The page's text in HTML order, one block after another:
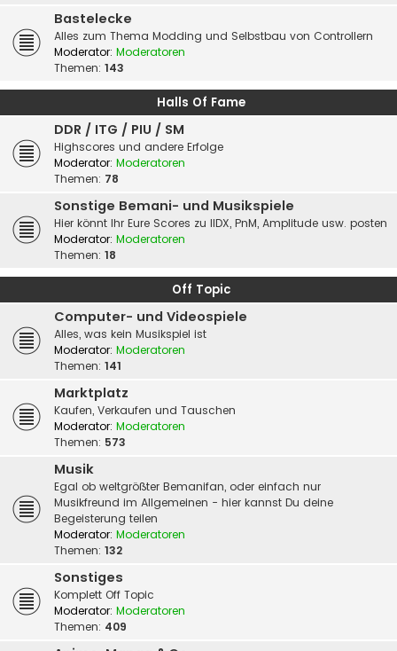
Bastelecke
Alles zum Thema Modding und Selbstbau von Controllern
Moderator: Moderatoren
Themen: 143
Halls Of Fame
DDR / ITG / PIU / SM
Highscores und andere Erfolge
Moderator: Moderatoren
Themen: 78
Sonstige Bemani- und Musikspiele
Hier könnt Ihr Eure Scores zu IIDX, PnM, Amplitude usw. posten
Moderator: Moderatoren
Themen: 18
Off Topic
Computer- und Videospiele
Alles, was kein Musikspiel ist
Moderator: Moderatoren
Themen: 141
Marktplatz
Kaufen, Verkaufen und Tauschen
Moderator: Moderatoren
Themen: 573
Musik
Egal ob weltgrößter Bemanifan, oder einfach nur
Musikfreund im Allgemeinen - hier kannst Du deine
Begeisterung teilen
Moderator: Moderatoren
Themen: 132
Sonstiges
Komplett Off Topic
Moderator: Moderatoren
Themen: 409